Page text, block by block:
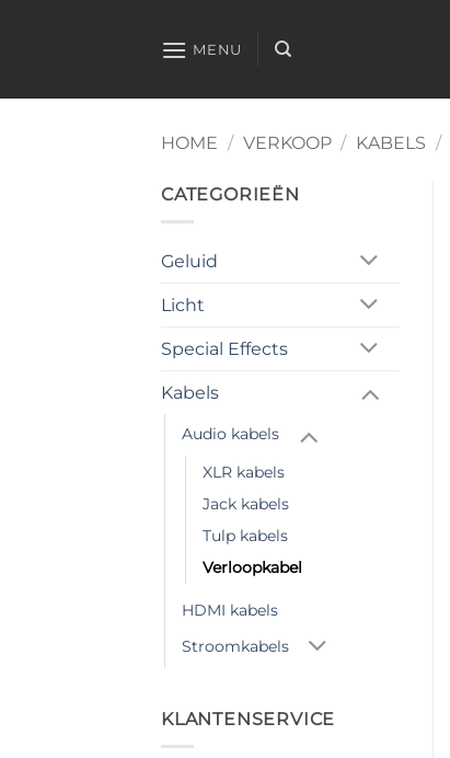
MENU
HOME / VERKOOP / KABELS /
CATEGORIEËN
Geluid
Licht
Special Effects
Kabels
Audio kabels
XLR kabels
Jack kabels
Tulp kabels
Verloopkabel
HDMI kabels
Stroomkabels
KLANTENSERVICE